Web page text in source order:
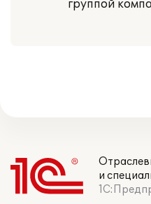
группой
и